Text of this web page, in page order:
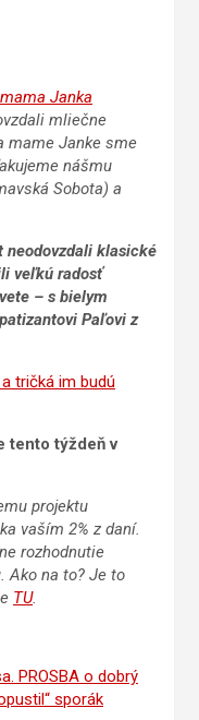
Janka
mliečne
mame Janke sme
nášmu
Sobota) a
neodovzdali klasické
veľkú radosť
– s bielym
Paľovi z
tričká im budú
tento týždeň v
projektu
vaším 2% z daní.
rozhodnutie
Ako na to? Je to
TU.
PROSBA o dobrý
sporák